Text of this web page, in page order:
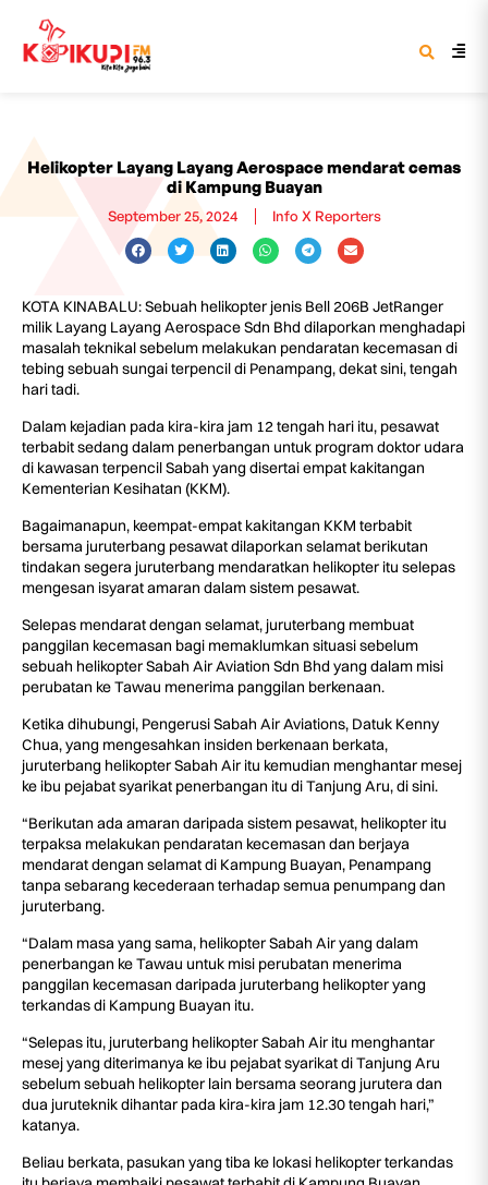
Helikopter Layang Layang Aerospace mendarat cemas
di Kampung Buayan
September 25, 2024 Info X Reporters
KOTA KINABALU: Sebuah helikopter jenis Bell 206B JetRanger
milik Layang Layang Aerospace Sdn Bhd dilaporkan menghadapi
masalah teknikal sebelum melakukan pendaratan kecemasan di
tebing sebuah sungai terpencil di Penampang, dekat sini, tengah
hari tadi.
Dalam kejadian pada kira-kira jam 12 tengah hari itu, pesawat
terbabit sedang dalam penerbangan untuk program doktor udara
di kawasan terpencil Sabah yang disertai empat kakitangan
Kementerian Kesihatan (KKM).
Bagaimanapun, keempat-empat kakitangan KKM terbabit
bersama juruterbang pesawat dilaporkan selamat berikutan
tindakan segera juruterbang mendaratkan helikopter itu selepas
mengesan isyarat amaran dalam sistem pesawat.
Selepas mendarat dengan selamat, juruterbang membuat
panggilan kecemasan bagi memaklumkan situasi sebelum
sebuah helikopter Sabah Air Aviation Sdn Bhd yang dalam misi
perubatan ke Tawau menerima panggilan berkenaan.
Ketika dihubungi, Pengerusi Sabah Air Aviations, Datuk Kenny
Chua, yang mengesahkan insiden berkenaan berkata,
juruterbang helikopter Sabah Air itu kemudian menghantar mesej
ke ibu pejabat syarikat penerbangan itu di Tanjung Aru, di sini.
“Berikutan ada amaran daripada sistem pesawat, helikopter itu
terpaksa melakukan pendaratan kecemasan dan berjaya
mendarat dengan selamat di Kampung Buayan, Penampang
tanpa sebarang kecederaan terhadap semua penumpang dan
juruterbang.
“Dalam masa yang sama, helikopter Sabah Air yang dalam
penerbangan ke Tawau untuk misi perubatan menerima
panggilan kecemasan daripada juruterbang helikopter yang
terkandas di Kampung Buayan itu.
“Selepas itu, juruterbang helikopter Sabah Air itu menghantar
mesej yang diterimanya ke ibu pejabat syarikat di Tanjung Aru
sebelum sebuah helikopter lain bersama seorang jurutera dan
dua juruteknik dihantar pada kira-kira jam 12.30 tengah hari,”
katanya.
Beliau berkata, pasukan yang tiba ke lokasi helikopter terkandas